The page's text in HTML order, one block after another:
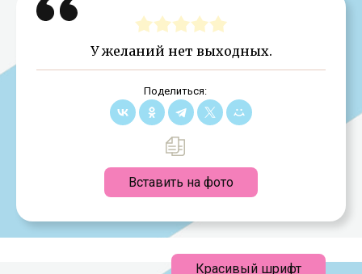
У желаний нет выходных.
Поделиться:
Вставить на фото
Красивый шрифт